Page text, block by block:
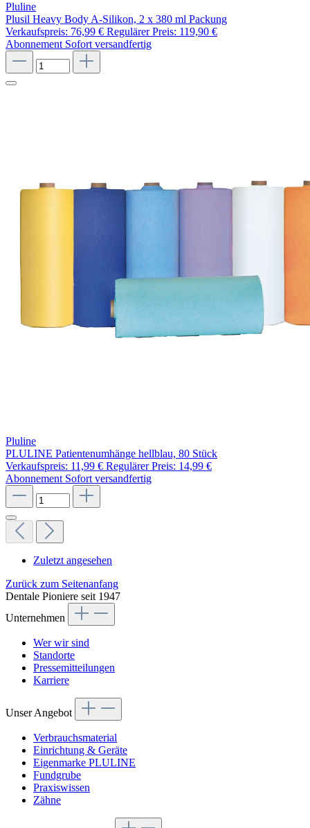
Pluline
Plusil Heavy Body A-Silikon, 2 x 380 ml Packung
Verkaufspreis: 76,99 € Regulärer Preis: 119,90 €
Abonnement Sofort versandfertig
Pluline
PLULINE Patientenumhänge hellblau, 80 Stück
Verkaufspreis: 11,99 € Regulärer Preis: 14,99 €
Abonnement Sofort versandfertig
Zuletzt angesehen
Zurück zum Seitenanfang
Dentale Pioniere seit 1947
Unternehmen
Wer wir sind
Standorte
Pressemitteilungen
Karriere
Unser Angebot
Verbrauchsmaterial
Einrichtung & Geräte
Eigenmarke PLULINE
Fundgrube
Praxiswissen
Zähne